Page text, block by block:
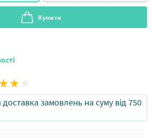
Купити
замовлень на суму від 750